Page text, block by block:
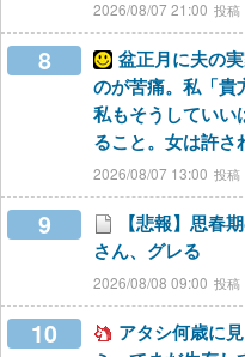
2026/08/07 21:00
8
盆正月に夫の
のが苦痛。私「貴
私もそうしていい
ること。女は許さ
2026/08/07 13:00
9
【悲報】思春
さん、グレる
2026/08/08 09:00
10
アタシ何歳に